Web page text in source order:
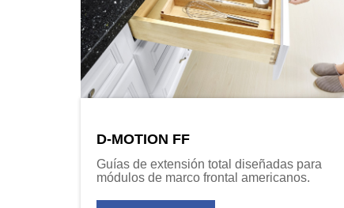
D-MOTION FF
Guías de extensión total diseñadas para
módulos de marco frontal americanos.